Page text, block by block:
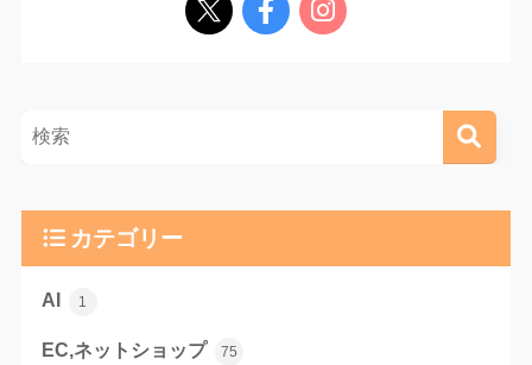
カテゴリー
AI 1
EC,ネットショップ 75